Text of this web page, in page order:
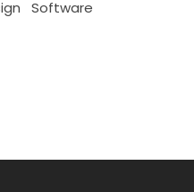
Software